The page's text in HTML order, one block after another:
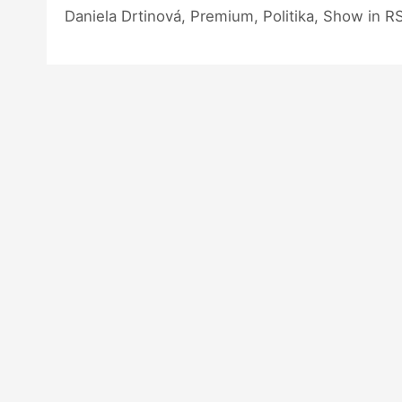
Daniela Drtinová, Premium, Politika, Show in